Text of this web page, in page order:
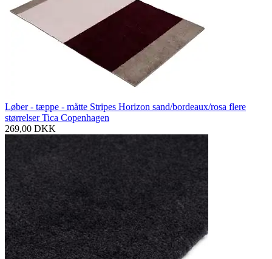
Løber - tæppe - måtte Stripes Horizon sand/bordeaux/rosa flere
størrelser Tica Copenhagen
269,00 DKK